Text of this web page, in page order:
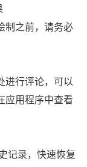
制之前，请务必
进行评论，可以
应用程序中查看
记录，快速恢复